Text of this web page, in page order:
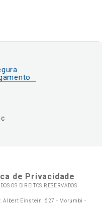
de Privacidade
OS DIREITOS RESERVADOS
Albert Einstein, 627 - Morumbi -